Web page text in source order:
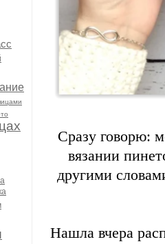
Сразу говорю:
вязании
другими
Нашла вчера